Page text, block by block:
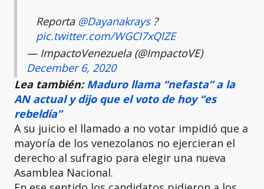
Reporta @Dayanakrays?
pic.twitter.com/WGCI7xQlZE
— ImpactoVenezuela (@ImpactoVE)
December 6, 2020
Lea también: Maduro llama “nefasta” a la
AN actual y dijo que el voto de hoy “es
rebeldía”
A su juicio el llamado a no votar impidió que a
mayoría de los venezolanos no ejercieran el
derecho al sufragio para elegir una nueva
Asamblea Nacional.